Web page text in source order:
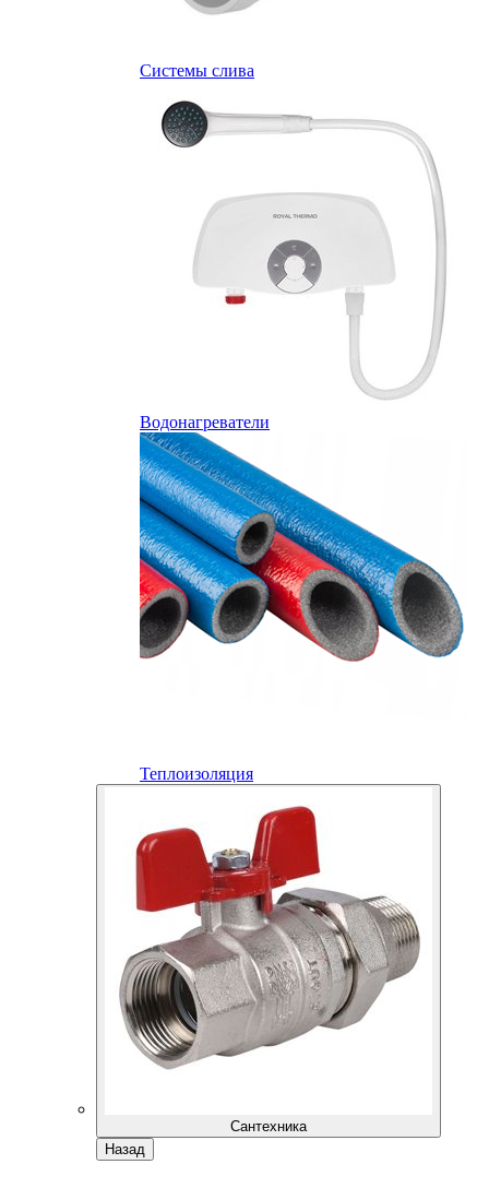
Системы слива
Водонагреватели
Теплоизоляция
Сантехника
Назад